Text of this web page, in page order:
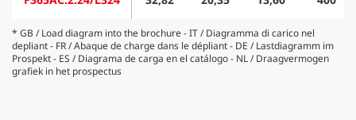
* GB / Load diagram into the brochure - IT / Diagramma di carico nel
depliant - FR / Abaque de charge dans le dépliant - DE / Lastdiagramm im
Prospekt - ES / Diagrama de carga en el catálogo - NL / Draagvermogen
grafiek in het prospectus